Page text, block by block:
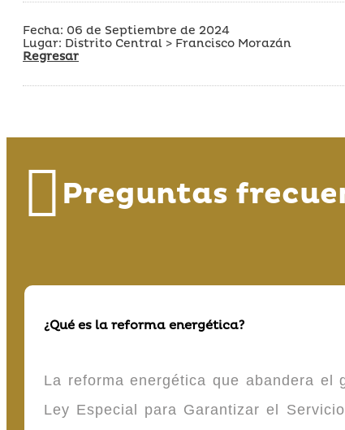
Fecha: 06 de Septiembre de 2024
Lugar: Distrito Central > Francisco Morazán
Regresar
Preguntas
¿Qué es la reforma energética?
La reforma energética que abandera el
Ley Especial para Garantizar el